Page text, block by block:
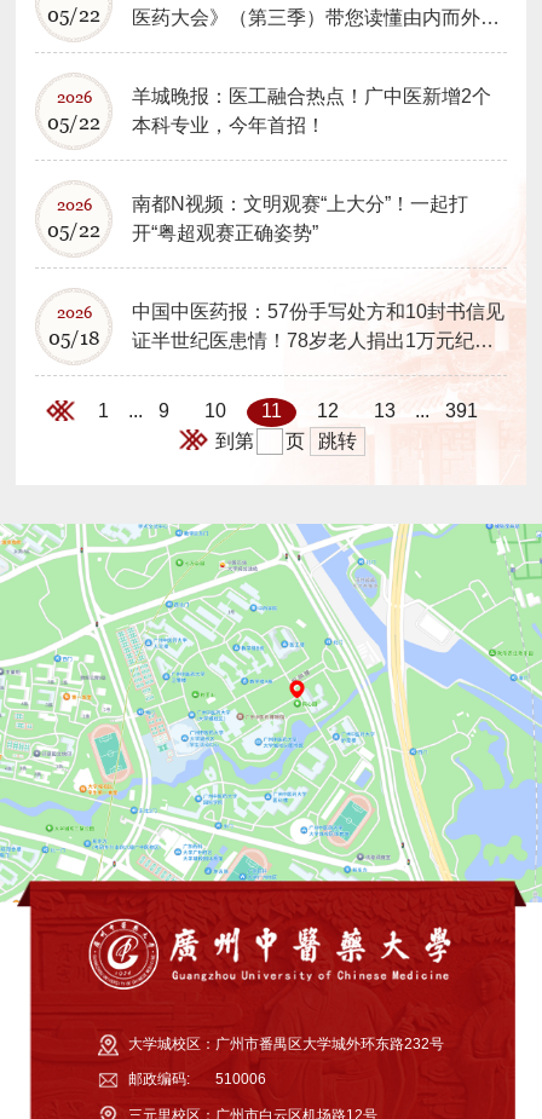
05/22
医药大会》（第三季）带您读懂由内而外的
2026
05/22
羊城晚报：医工融合热点！广中医新增2个
本科专业，今年首招！
2026
05/22
南都N视频：文明观赛“上大分”！一起打
开“粤超观赛正确姿势”
2026
05/18
中国中医药报：57份手写处方和10封书信见
证半世纪医患情！78岁老人捐出1万元纪念
1
... 9 10 11 12 13 ...
391
到第
页 跳转
大学城校区： 广州市番禺区大学城外环东路232号
邮政编码: 510006